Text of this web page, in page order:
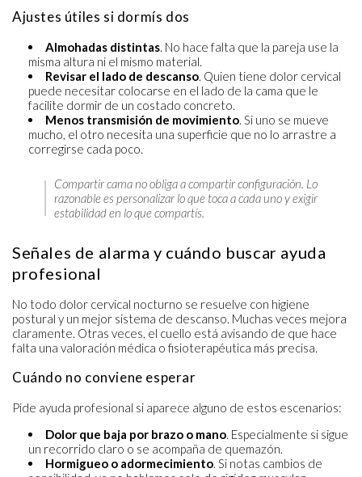
Ajustes útiles si dormís dos
Almohadas distintas. No hace falta que la pareja use la
misma altura ni el mismo material.
Revisar el lado de descanso. Quien tiene dolor cervical
puede necesitar colocarse en el lado de la cama que le
facilite dormir de un costado concreto.
Menos transmisión de movimiento. Si uno se mueve
mucho, el otro necesita una superficie que no lo arrastre a
corregirse cada poco.
Compartir cama no obliga a compartir configuración. Lo
razonable es personalizar lo que toca a cada uno y exigir
estabilidad en lo que compartís.
Señales de alarma y cuándo buscar ayuda
profesional
No todo dolor cervical nocturno se resuelve con higiene
postural y un mejor sistema de descanso. Muchas veces mejora
claramente. Otras veces, el cuello está avisando de que hace
falta una valoración médica o fisioterapéutica más precisa.
Cuándo no conviene esperar
Pide ayuda profesional si aparece alguno de estos escenarios:
Dolor que baja por brazo o mano. Especialmente si sigue
un recorrido claro o se acompaña de quemazón.
Hormigueo o adormecimiento. Si notas cambios de